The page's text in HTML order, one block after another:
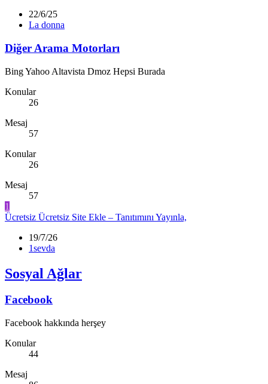
22/6/25
La donna
Diğer Arama Motorları
Bing Yahoo Altavista Dmoz Hepsi Burada
Konular
26
Mesaj
57
Konular
26
Mesaj
57
1
Ücretsiz Ücretsiz Site Ekle – Tanıtımını Yayınla,
19/7/26
1sevda
Sosyal Ağlar
Facebook
Facebook hakkında herşey
Konular
44
Mesaj